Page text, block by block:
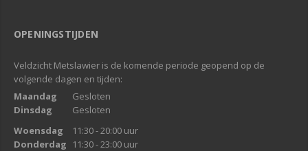
OPENINGSTIJDEN
Veldzicht Metslawier is de komende periode geopend op de
volgende dagen en tijden:
Maandag
Gesloten
Dinsdag
Gesloten
Woensdag
11:30 - 20:00 uur
Donderdag
11:30 - 23:00 uur